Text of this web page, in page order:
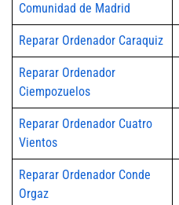
Comunidad de Madrid
Reparar Ordenador Caraquiz
Reparar Ordenador
Ciempozuelos
Reparar Ordenador Cuatro
Vientos
Reparar Ordenador Conde
Orgaz